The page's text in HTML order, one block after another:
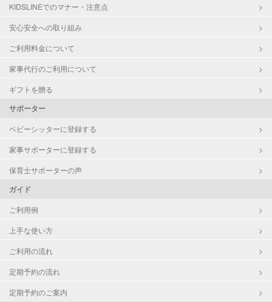
KIDSLINEでのマナー・注意点
安心安全への取り組み
ご利用料金について
家事代行のご利用について
ギフトを贈る
サポーター
ベビーシッターに登録する
家事サポーターに登録する
保育士サポーターの声
ガイド
ご利用例
上手な使い方
ご利用の流れ
定期予約の流れ
定期予約のご案内